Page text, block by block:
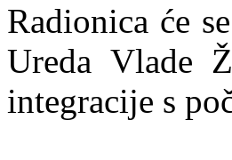
Radionica će
Ureda Vlade
integracije s